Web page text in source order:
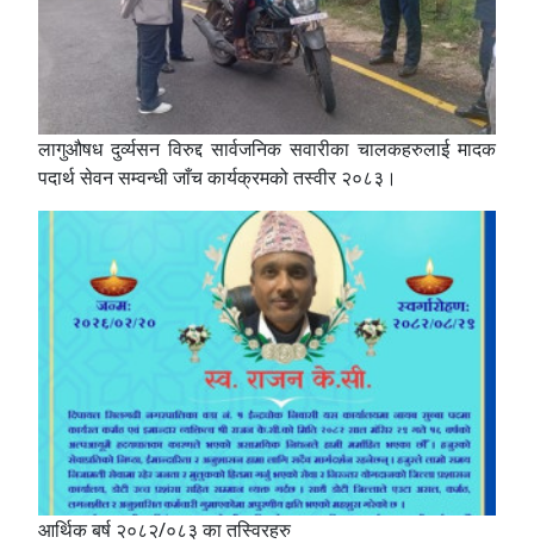
लागुऔषध दुर्व्यसन विरुद्द सार्वजनिक सवारीका चालकहरुलाई मादक
पदार्थ सेवन सम्वन्धी जाँच कार्यक्रमको तस्वीर २०८३।
आर्थिक बर्ष २०८२/०८३ का तस्विरहरु